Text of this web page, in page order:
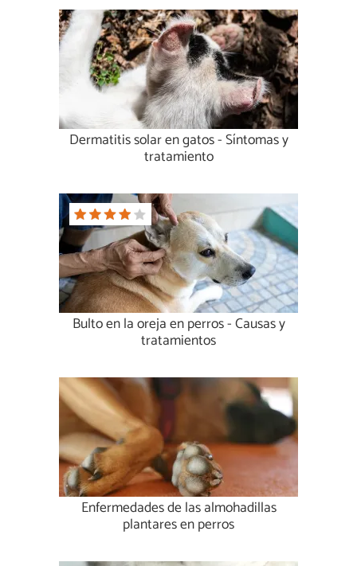
Dermatitis solar en gatos - Síntomas y
tratamiento
Bulto en la oreja en perros - Causas y
tratamientos
Enfermedades de las almohadillas
plantares en perros